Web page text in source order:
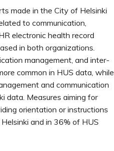
made in the City of Helsinki
to communication,
electronic health record
in both organizations.
management, and inter-
common in HUS data, while
and communication
data. Measures aiming for
orientation or instructions
and in 36% of HUS